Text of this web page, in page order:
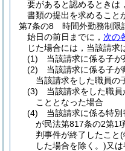
要があると認めるときは
書類の提出を求めること
第7条の8
時間外勤務制限
始日の前日までに， 次の
じた場合には，当該請求
(1)
当該請求に係る子
(2)
当該請求に係る子
当該請求をした職員の
(3)
当該請求をした職
こととなった場合
(4)
当該請求に係る特
が民法第817条の2第1
判事件が終了したこと(
した場合を除く。)又